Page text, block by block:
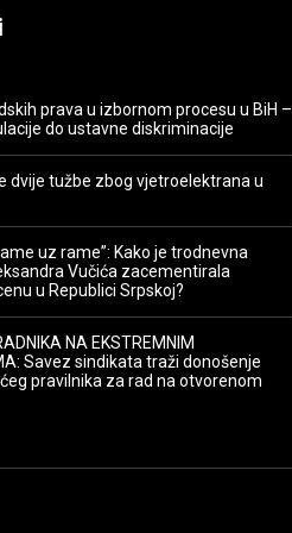
prava u izbornom procesu u BiH –
do ustavne diskriminacije
dvije tužbe zbog vjetroelektrana u
uz rame”: Kako je trodnevna
Vučića zacementirala
u Republici Srpskoj?
NA EKSTREMNIM
Savez sindikata traži donošenje
pravilnika za rad na otvorenom